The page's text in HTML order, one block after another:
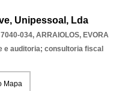
Unipessoal, Lda
034, ARRAIOLOS, EVORA
e auditoria; consultoria fiscal
Mapa